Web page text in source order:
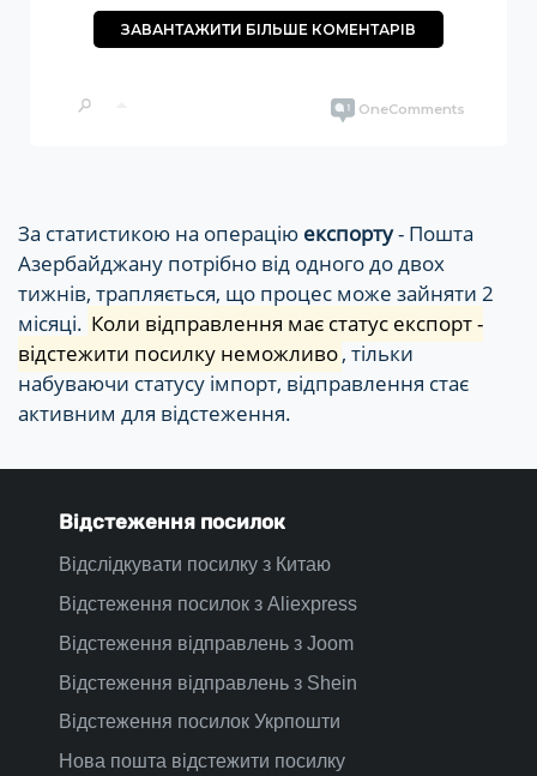
За статистикою на операцію експорту- Пошта
Азербайджану потрібно від одного до двох
тижнів, трапляється, що процес може зайняти 2
місяці. Коли відправлення має статус експорт -
відстежити посилку неможливо, тільки
набуваючи статусу імпорт, відправлення стає
активним для відстеження.
Відстеження посилок
Відслідкувати посилку з Китаю
Відстеження посилок з Aliexpress
Відстеження відправлень з Joom
Відстеження відправлень з Shein
Відстеження посилок Укрпошти
Нова пошта відстежити посилку